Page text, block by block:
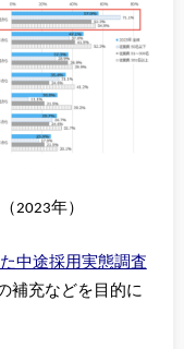
2023年）
中途採用実態調査
補充などを目的に